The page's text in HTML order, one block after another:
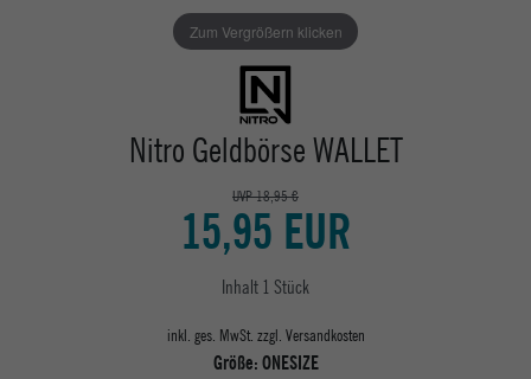
Zum Vergrößern klicken
Nitro Geldbörse WALLET
UVP 18,95 €
15,95 EUR
Inhalt 1 Stück
inkl. ges. MwSt. zzgl. Versandkosten
Größe:ONESIZE